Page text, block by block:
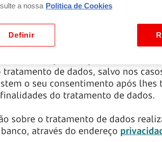
de cookies pode implicar o
de dados, salvo nos
o seu consentimento após
do tratamento de dados.
sobre o tratamento de dados
através do endereço
a nossa Politica de Cookies
Definir